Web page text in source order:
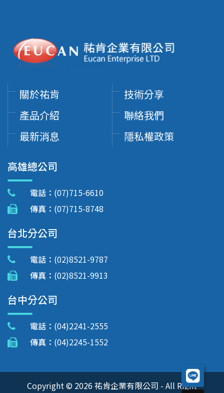
關於祐肯
產品介紹
最新消息
技術分享
聯絡我們
隱私權政策
高雄總公司
電話： (07)715-6610
傳真： (07)715-8748
台北分公司
電話： (02)8521-9787
傳真： (02)8521-9913
台中分公司
電話： (04)2241-2555
傳真： (04)2245-1552
Copyright © 2026 祐肯企業有限公司 - All Right